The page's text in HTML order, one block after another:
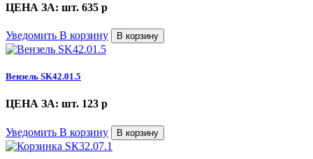
ЦЕНА ЗА: шт. 635 p
Уведомить В корзину В корзину
Вензель SK42.01.5
ЦЕНА ЗА: шт. 123 p
Уведомить В корзину В корзину